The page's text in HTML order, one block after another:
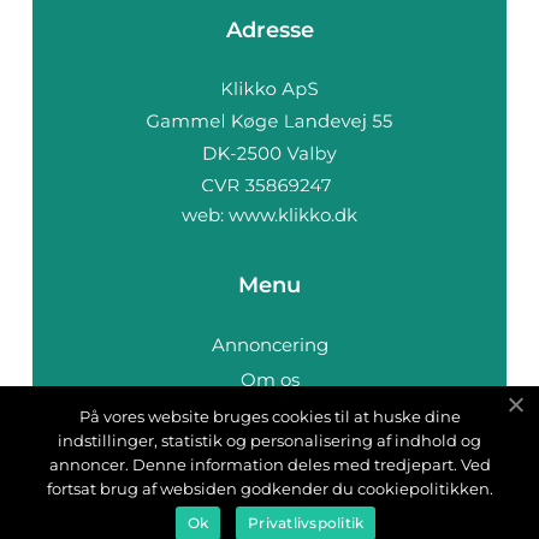
Adresse
web: www.klikko.dk
Menu
Annoncering
Om os
Cookies
Kontakt os
Sitemap
På vores website bruges cookies til at huske dine
indstillinger, statistik og personalisering af indhold og
annoncer. Denne information deles med tredjepart. Ved
fortsat brug af websiden godkender du cookiepolitikken.
Ok Privatlivspolitik